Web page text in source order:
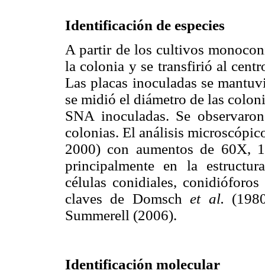
Identificación de especies
A partir de los cultivos
la colonia y se transfirió al
Las placas inoculadas se
se midió el diámetro de las
SNA inoculadas. Se
colonias. El análisis
2000) con aumentos de 60X,
principalmente en la
células conidiales,
claves de Domschet al.
Summerell (2006).
Identificación molecular